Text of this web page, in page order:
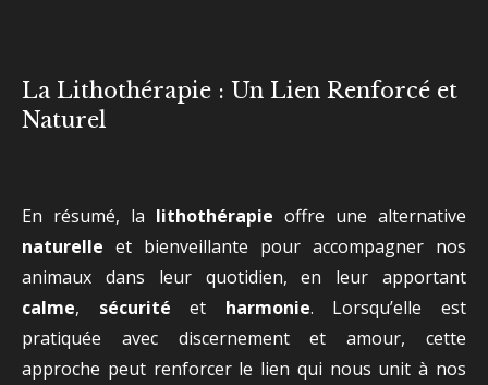
La Lithothérapie : Un Lien Renforcé et
Naturel
En résumé, la lithothérapie offre une alternative
naturelle et bienveillante pour accompagner nos
animaux dans leur quotidien, en leur apportant
calme, sécurité et harmonie. Lorsqu’elle est
pratiquée avec discernement et amour, cette
approche peut renforcer le lien qui nous unit à nos